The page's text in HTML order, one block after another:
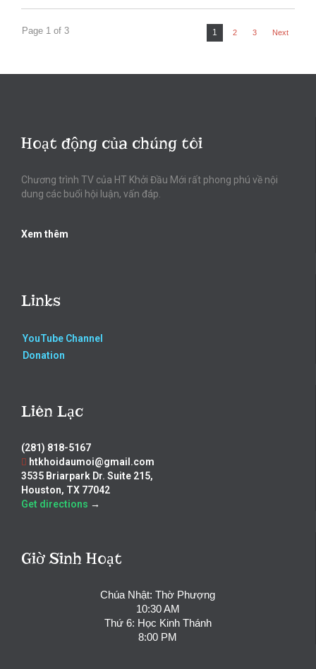
Page 1 of 3 1 2 3 Next
Hoạt động của chúng tôi
Chương trình TV của HT Khởi Đầu Mới rất phong phú về nội
dung các buổi hội luận, vấn đáp.
Xem thêm
Links
YouTube Channel
Donation
Liên Lạc
(281) 818-5167
htkhoidaumoi@gmail.com
3535 Briarpark Dr. Suite 215,
Houston, TX 77042
Get directions →
Giờ Sinh Hoạt
Chúa Nhật: Thờ Phượng
10:30 AM
Thứ 6: Học Kinh Thánh
8:00 PM